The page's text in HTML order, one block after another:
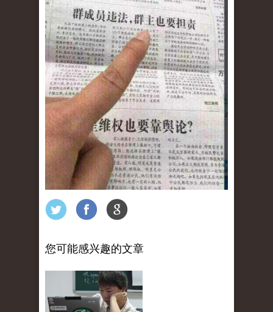
您可能感兴趣的文章